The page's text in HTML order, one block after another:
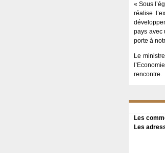
« Sous
réalise
pays avec
porte à
Le
rencontre.
Les
Les